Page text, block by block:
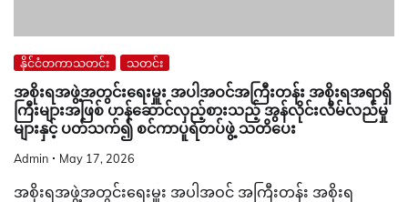
နိုင်ငံတကာသတင်း သတင်း
အစိုးရအဖွဲ့အတွင်းရေးမှူး အပါအဝင်အကြီးတန်း အစိုးရအရာရှိ
ကြီးများအဖြစ် ဟန်ဆောင်လှည့်စားသည့် အွန်လိုင်းလိမ်လည်မှု
များနှင့် ပတ်သက်၍ စင်ကာပူရဲတပ်ဖွဲ့ သတိပေး
Admin May 17, 2026
အစိုးရအဖွဲ့အတွင်းရေးမှူး အပါအဝင် အကြီးတန်း အစိုးရ